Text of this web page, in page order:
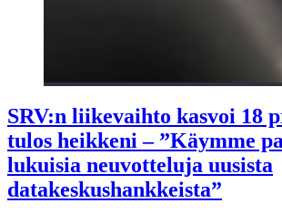
SRV:n liikevaihto kasvoi 18
tulos heikkeni – ”Käymme
lukuisia neuvotteluja uusista
datakeskushankkeista”